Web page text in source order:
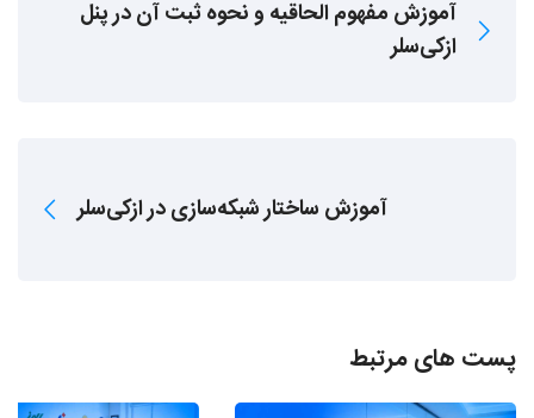
آموزش مفهوم الحاقیه و نحوه ثبت آن در پنل
ازکی‌سلر
آموزش ساختار شبکه‌سازی در ازکی‌سلر
پست های مرتبط